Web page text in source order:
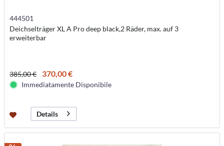
444501
Deichselträger XL A Pro deep black,2 Räder, max. auf 3
erweiterbar
385,00 € 370,00 €
Immediatamente Disponibile
Details